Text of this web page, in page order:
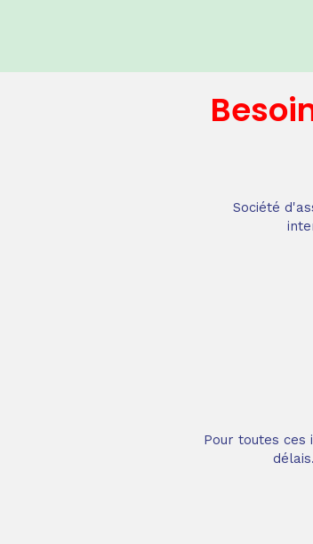
Société
Pour toutes ces